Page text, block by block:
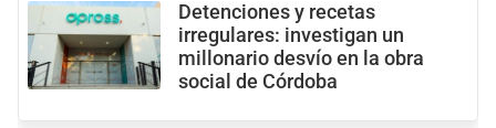
Detenciones y recetas
irregulares: investigan un
millonario desvío en la obra
social de Córdoba